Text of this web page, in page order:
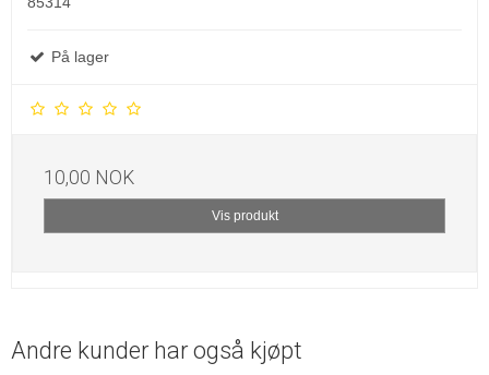
På lager
10,00 NOK
Vis produkt
Andre kunder har også kjøpt